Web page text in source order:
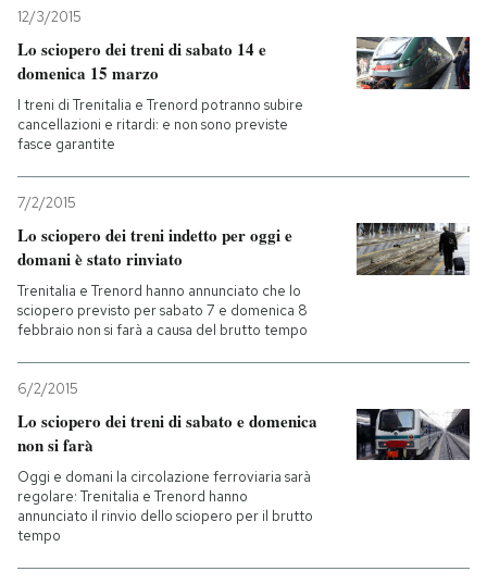
CALENDARIO
AREA PERSONALE
Entra
12/3/2015
Lo sciopero dei treni di sabato 14 e
domenica 15 marzo
I treni di Trenitalia e Trenord potranno subire
cancellazioni e ritardi: e non sono previste
fasce garantite
7/2/2015
Lo sciopero dei treni indetto per oggi e
domani è stato rinviato
Trenitalia e Trenord hanno annunciato che lo
sciopero previsto per sabato 7 e domenica 8
febbraio non si farà a causa del brutto tempo
6/2/2015
Lo sciopero dei treni di sabato e domenica
non si farà
Oggi e domani la circolazione ferroviaria sarà
regolare: Trenitalia e Trenord hanno
annunciato il rinvio dello sciopero per il brutto
tempo